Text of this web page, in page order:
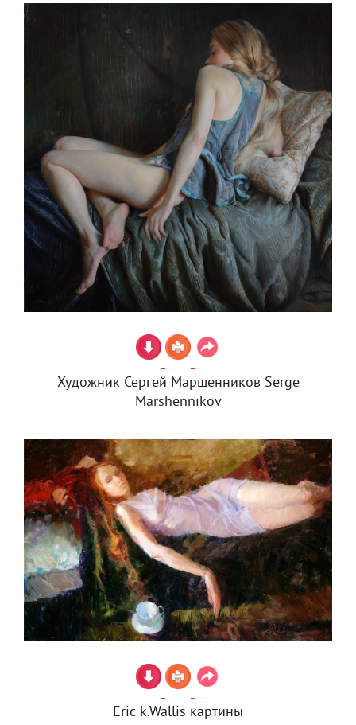
Художник Сергей Маршенников Serge
Marshennikov
Eric k.Wallis картины